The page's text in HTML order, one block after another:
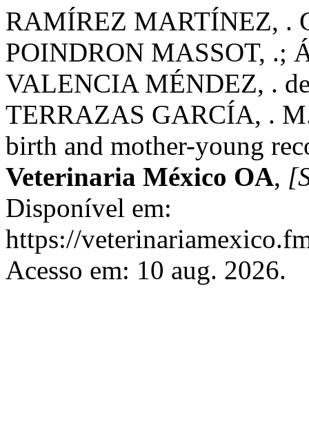
RAMÍREZ MARTÍNEZ, .
POINDRON MASSOT, .;
VALENCIA MÉNDEZ, .
TERRAZAS GARCÍA, .
birth and mother-young
Veterinaria México OA,
Disponível em:
https://
Acesso em: 10 aug. 2026.